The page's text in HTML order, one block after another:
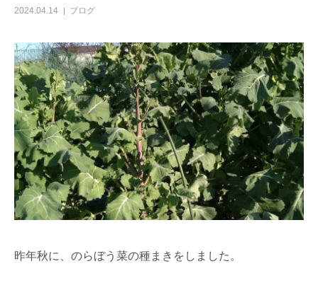
2024.04.14 ブログ
昨年秋に、のらぼう菜の種まきをしました。
当院紹介
お知らせ
こうさか日記(ブログ)